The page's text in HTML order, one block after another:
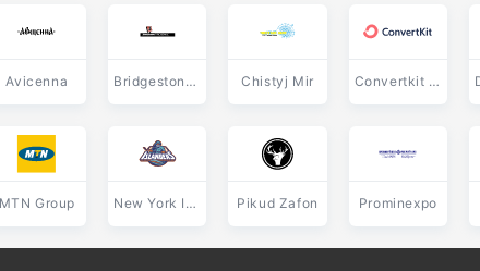
Avicenna Bridgestone Tyre Service Chistyj Mir Convertkit wordmark
MTN Group New York Islanders Pikud Zafon Prominexpo